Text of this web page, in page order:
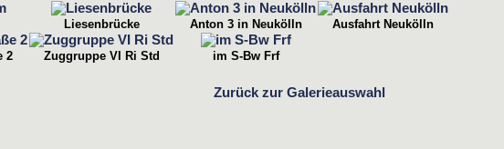
Liesenbrücke Anton 3 in Neukölln Ausfahrt Neukölln
2 Zuggruppe VI Ri Std im S-Bw Frf
Zurück zur Galerieauswahl